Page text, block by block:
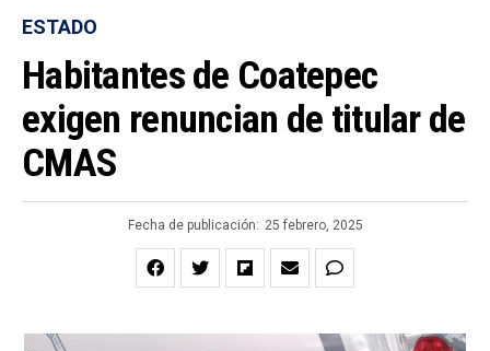
ESTADO
Habitantes de Coatepec
exigen renuncian de titular de
CMAS
Fecha de publicación: 25 febrero, 2025